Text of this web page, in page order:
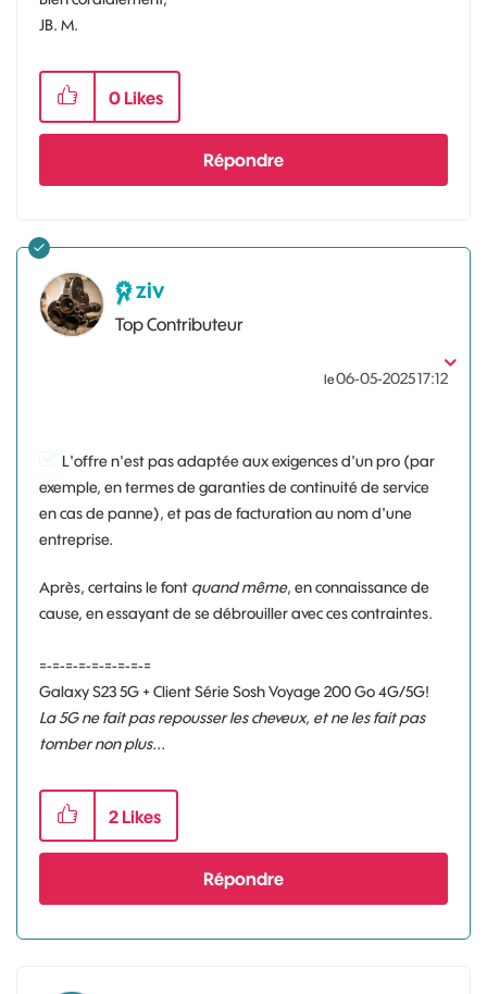
JB. M.
0 Likes
Répondre
ziv
Top Contributeur
le‎06-05-202517:12
L'offre n'est pas adaptée aux exigences d'un pro (par
exemple, en termes de garanties de continuité de service
en cas de panne), et pas de facturation au nom d'une
entreprise.
Après, certains le font quand même, en connaissance de
cause, en essayant de se débrouiller avec ces contraintes.
=-=-=-=-=-=-=-=-=
Galaxy S23 5G + Client Série Sosh Voyage 200 Go 4G/5G!
La 5G ne fait pas repousser les cheveux, et ne les fait pas
tomber non plus...
2 Likes
Répondre